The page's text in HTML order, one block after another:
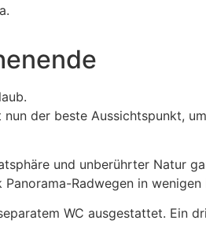
der beste Aussichtspunkt,
und unberührter Natur
Radwegen in
WC ausgestattet. Ein